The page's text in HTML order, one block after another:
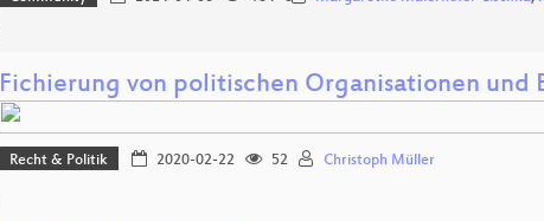
Fichierung von politischen Organisationen und
Recht & Politik 2020-02-22 52 Christoph Müller